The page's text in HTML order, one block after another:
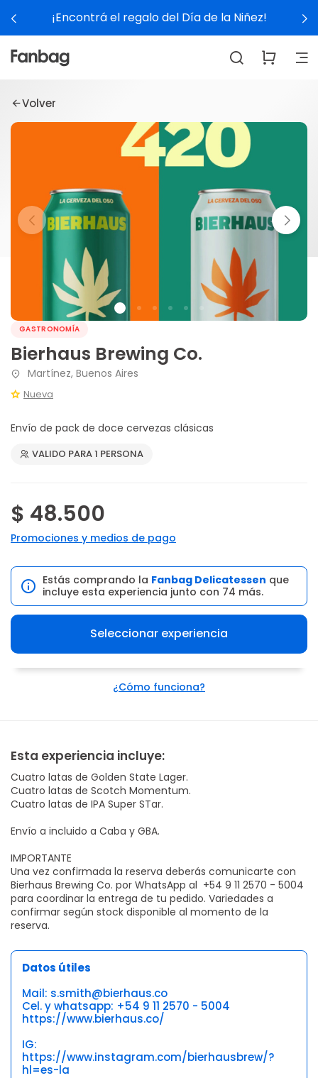
¡Encontrá el regalo del Día de la Niñez!
Volver
GASTRONOMÍA
Bierhaus Brewing Co.
Martínez, Buenos Aires
Nueva
Envío de pack de doce cervezas clásicas
VALIDO PARA 1 PERSONA
$ 48.500
Promociones y medios de pago
Estás comprando la Fanbag Delicatessen que
incluye esta experiencia junto con 74 más.
Seleccionar experiencia
¿Cómo funciona?
Esta experiencia incluye:
Cuatro latas de Golden State Lager.
Cuatro latas de Scotch Momentum.
Cuatro latas de IPA Super STar.
Envío a incluido a Caba y GBA.
IMPORTANTE
Una vez confirmada la reserva deberás comunicarte con
Bierhaus Brewing Co. por WhatsApp al +54 9 11 2570 - 5004
para coordinar la entrega de tu pedido. Variedades a
confirmar según stock disponible al momento de la
reserva.
Datos útiles
Mail: s.smith@bierhaus.co
Cel. y whatsapp: +54 9 11 2570 - 5004
https://www.bierhaus.co/
IG:
https://www.instagram.com/bierhausbrew/?
hl=es-la